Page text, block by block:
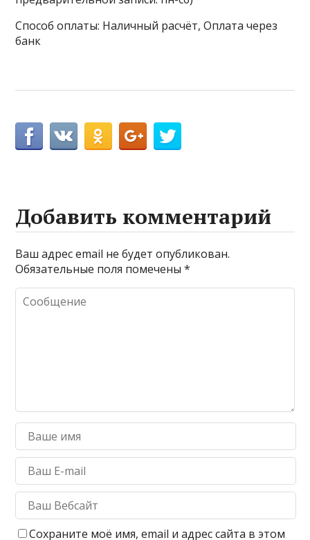
Способ оплаты: Наличный расчёт, Оплата через
банк
Добавить комментарий
Ваш адрес email не будет опубликован.
Обязательные поля помечены*
Сохраните моё имя, email и адрес сайта в этом